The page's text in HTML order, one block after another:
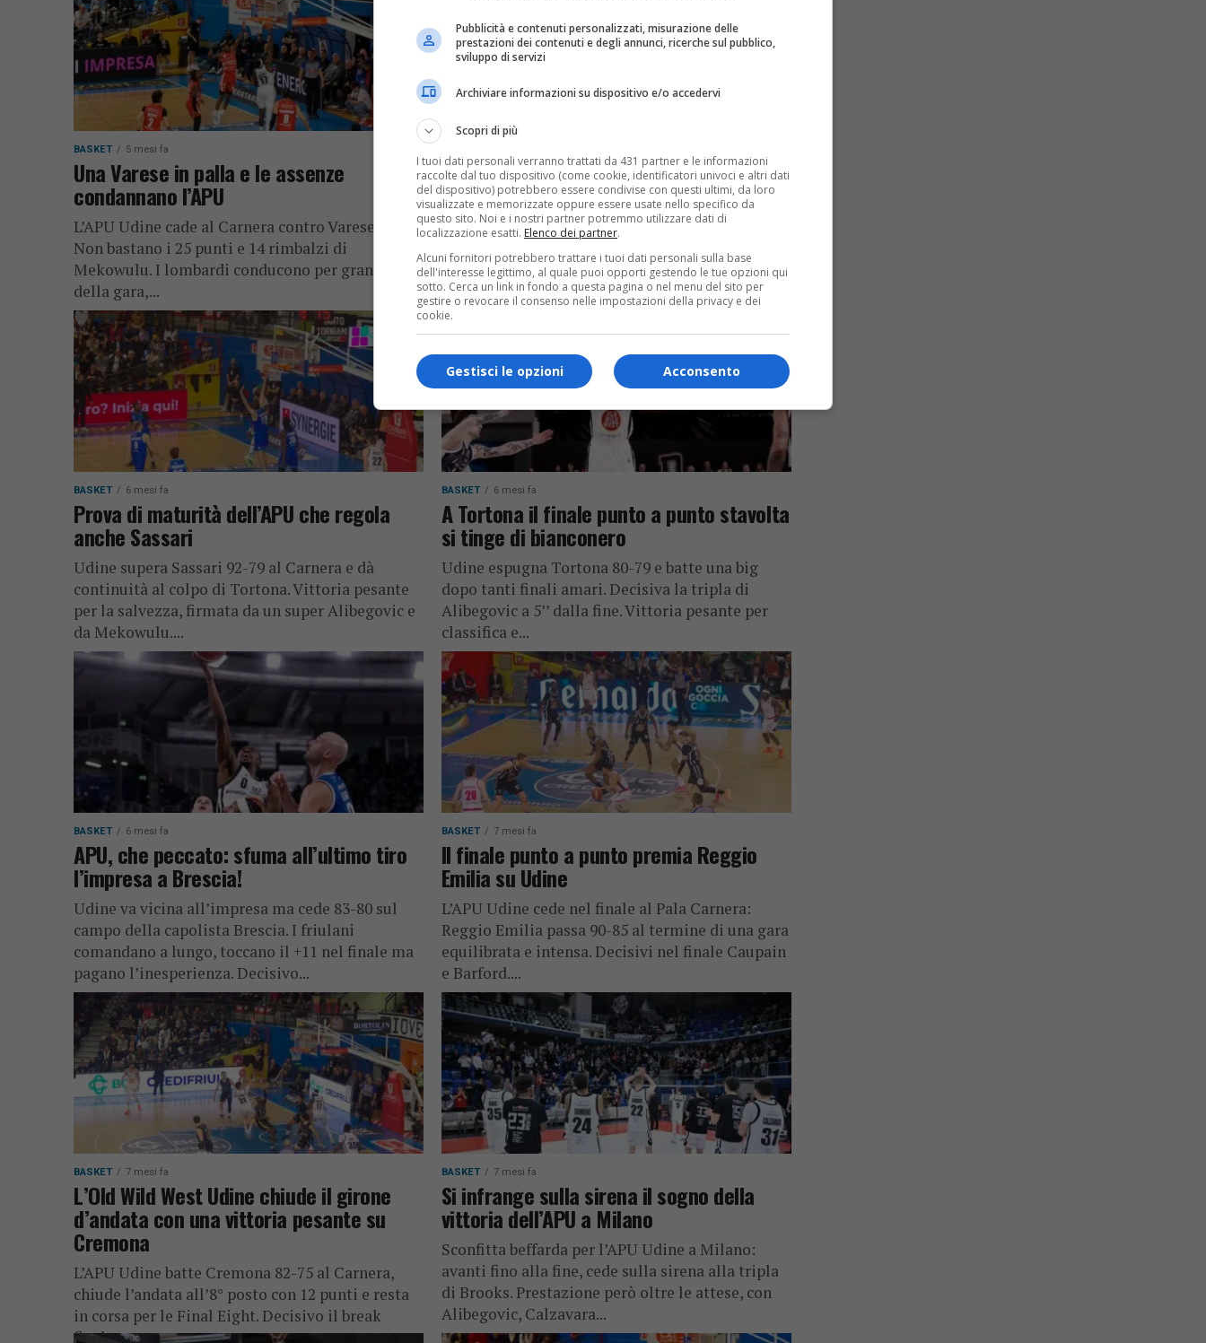
BASKET 5 mesi fa
Una Varese in palla e le assenze
condannano l’APU
L’APU Udine cade al Carnera contro Varese 92-81.
Non bastano i 25 punti e 14 rimbalzi di
Mekowulu. I lombardi conducono per gran parte
della gara,...
APU sconfitta con l’onore delle armi a
Bologna
Udine cede 90-86 alla Virtus Bologna dopo una
grande rimonta dal -20. I bianconeri impattano
sul 78-78, ma nel finale decidono Edwards e
Vildoza. Ora testa...
BASKET 6 mesi fa
Prova di maturità dell’APU che regola
anche Sassari
Udine supera Sassari 92-79 al Carnera e dà
continuità al colpo di Tortona. Vittoria pesante
per la salvezza, firmata da un super Alibegovic e
da Mekowulu....
BASKET 6 mesi fa
A Tortona il finale punto a punto stavolta
si tinge di bianconero
Udine espugna Tortona 80-79 e batte una big
dopo tanti finali amari. Decisiva la tripla di
Alibegovic a 5’’ dalla fine. Vittoria pesante per
classifica e...
BASKET 6 mesi fa
APU, che peccato: sfuma all’ultimo tiro
l’impresa a Brescia!
Udine va vicina all’impresa ma cede 83-80 sul
campo della capolista Brescia. I friulani
comandano a lungo, toccano il +11 nel finale ma
pagano l’inesperienza. Decisivo...
BASKET 7 mesi fa
Il finale punto a punto premia Reggio
Emilia su Udine
L’APU Udine cede nel finale al Pala Carnera:
Reggio Emilia passa 90-85 al termine di una gara
equilibrata e intensa. Decisivi nel finale Caupain
e Barford....
BASKET 7 mesi fa
L’Old Wild West Udine chiude il girone
d’andata con una vittoria pesante su
Cremona
L’APU Udine batte Cremona 82-75 al Carnera,
chiude l’andata all’8° posto con 12 punti e resta
in corsa per le Final Eight. Decisivo il break
finale...
BASKET 7 mesi fa
Si infrange sulla sirena il sogno della
vittoria dell’APU a Milano
Sconfitta beffarda per l’APU Udine a Milano:
avanti fino alla fine, cede sulla sirena alla tripla
di Brooks. Prestazione però oltre le attese, con
Alibegovic, Calzavara...
Pubblicità e contenuti personalizzati, misurazione delle
prestazioni dei contenuti e degli annunci, ricerche sul pubblico,
sviluppo di servizi
Archiviare informazioni su dispositivo e/o accedervi
Scopri di più
I tuoi dati personali verranno trattati da 431 partner e le informazioni
raccolte dal tuo dispositivo (come cookie, identificatori univoci e altri dati
del dispositivo) potrebbero essere condivise con questi ultimi, da loro
visualizzate e memorizzate oppure essere usate nello specifico da
questo sito. Noi e i nostri partner potremmo utilizzare dati di
localizzazione esatti. Elenco dei partner.
Alcuni fornitori potrebbero trattare i tuoi dati personali sulla base
dell'interesse legittimo, al quale puoi opporti gestendo le tue opzioni qui
sotto. Cerca un link in fondo a questa pagina o nel menu del sito per
gestire o revocare il consenso nelle impostazioni della privacy e dei
cookie.
Acconsento
Gestisci le opzioni